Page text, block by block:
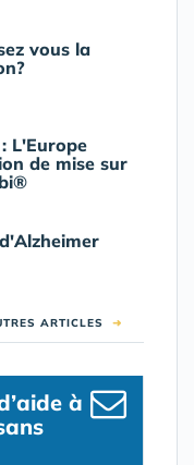
vous la
L'Europe
de mise sur
ARTICLES ➜
à